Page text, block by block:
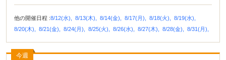
他の開催日程 :8/12(水), 8/13(木), 8/14(金), 8/17(月), 8/18(火),
8/19(水),
8/20(木),
8/21(金), 8/24(月), 8/25(火), 8/26(水), 8/27(木), 8/28(金), 8/31(月),
今週